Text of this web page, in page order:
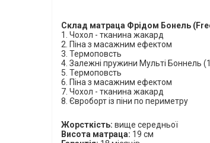
Склад матраца Фрідом Бонель
1. Чохол - тканина жакард
2. Піна з масажним ефектом
3. Термоповсть
4. Залежні пружини Мульті Боннель
5. Термоповсть
6. Піна з масажним ефектом
7. Чохол - тканина жакард
8. Євроборт із піни по периметру
Жорсткість: вище середньої
Висота матраца: 19 см